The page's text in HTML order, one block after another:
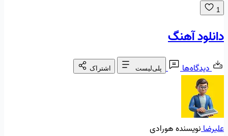
1
دانلود آهنگ
دیدگاه‌ها پلی‌لیست اشتراک
علیرضانویسنده هورادی